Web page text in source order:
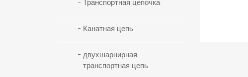
Транспортная цепочка
Канатная цепь
двухшарнирная
транспортная цепь